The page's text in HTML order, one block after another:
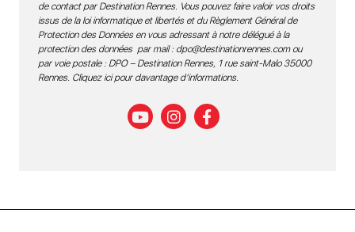
de contact par Destination Rennes. Vous pouvez faire valoir vos droits
issus de la loi informatique et libertés et du Règlement Général de
Protection des Données en vous adressant à notre délégué à la
protection des données par mail : dpo@destinationrennes.comou
par voie postale : DPO – Destination Rennes, 1 rue saint-Malo 35000
Rennes. Cliquez ici pour davantage d’informations.